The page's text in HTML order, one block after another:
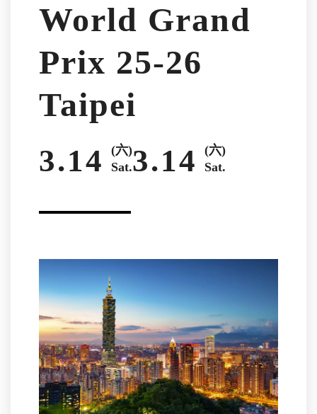
World Grand
Prix 25-26
Taipei
3.14
(六)
Sat.3.14
(六)
Sat.